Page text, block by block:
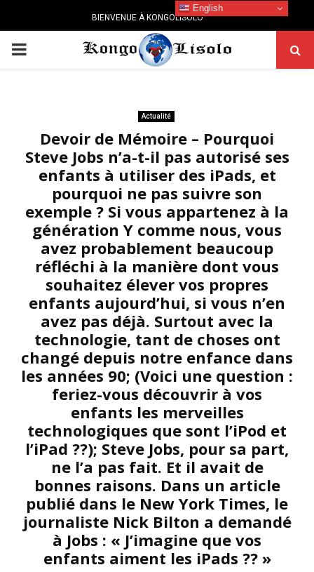
BIENVENUE À KONGOLISOLO
PRIMARY
Actualité
Devoir de Mémoire – Pourquoi
Steve Jobs n’a-t-il pas autorisé ses
enfants à utiliser des iPads, et
pourquoi ne pas suivre son
exemple ? Si vous appartenez à la
génération Y comme nous, vous
avez probablement beaucoup
réfléchi à la manière dont vous
souhaitez élever vos propres
enfants aujourd’hui, si vous n’en
avez pas déjà. Surtout avec la
technologie, tant de choses ont
changé depuis notre enfance dans
les années 90; (Voici une question :
feriez-vous découvrir à vos
enfants les merveilles
technologiques que sont l’iPod et
l’iPad ??); Steve Jobs, pour sa part,
ne l’a pas fait. Et il avait de
bonnes raisons. Dans un article
publié dans le New York Times, le
journaliste Nick Bilton a demandé
à Jobs : « J’imagine que vos
enfants aiment les iPads ?? »
English